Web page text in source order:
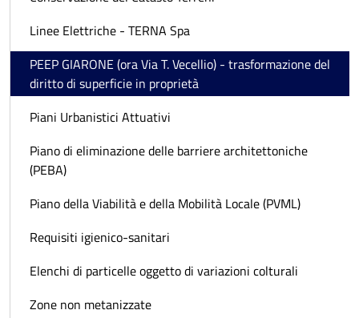
Linee Elettriche - TERNA Spa
PEEP GIARONE (ora Via T. Vecellio) - trasformazione del
diritto di superficie in proprietà
Piani Urbanistici Attuativi
Piano di eliminazione delle barriere architettoniche
(PEBA)
Piano della Viabilità e della Mobilità Locale (PVML)
Requisiti igienico-sanitari
Elenchi di particelle oggetto di variazioni colturali
Zone non metanizzate